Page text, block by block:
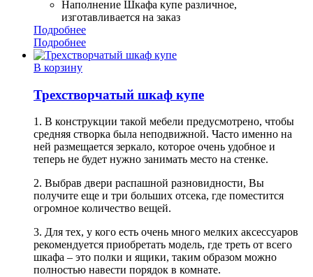
Наполнение Шкафа купе различное,
изготавливается на заказ
Подробнее
Подробнее
В корзину
Трехстворчатый шкаф купе
1. В конструкции такой мебели предусмотрено, чтобы
средняя створка была неподвижной. Часто именно на
ней размещается зеркало, которое очень удобное и
теперь не будет нужно занимать место на стенке.
2. Выбрав двери распашной разновидности, Вы
получите еще и три больших отсека, где поместится
огромное количество вещей.
3. Для тех, у кого есть очень много мелких аксессуаров
рекомендуется приобретать модель, где треть от всего
шкафа – это полки и ящики, таким образом можно
полностью навести порядок в комнате.